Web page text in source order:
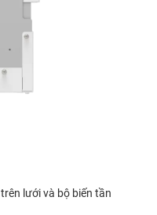
lưới và bộ biến tần